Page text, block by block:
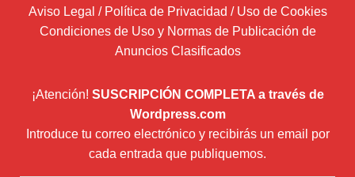
Aviso Legal / Política de Privacidad / Uso de Cookies
Condiciones de Uso y Normas de Publicación de
Anuncios Clasificados
¡Atención! SUSCRIPCIÓN COMPLETA a través de
Wordpress.com
Introduce tu correo electrónico y recibirás un email por
cada entrada que publiquemos.